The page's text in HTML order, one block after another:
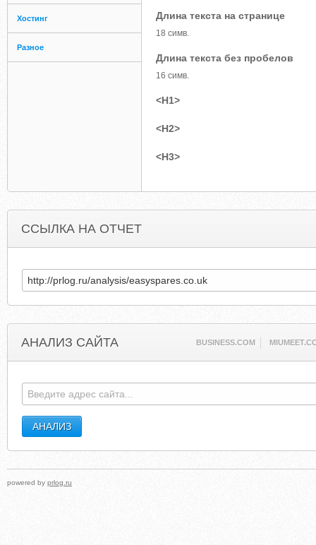
Хостинг
Разное
Длина текста на странице
18 симв.
Длина текста без пробелов
16 симв.
<H1>
<H2>
<H3>
ССЫЛКА НА ОТЧЕТ
АНАЛИЗ САЙТА BUSINESS.COM
powered by prlog.ru